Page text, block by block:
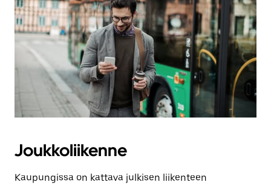
Joukkoliikenne
Kaupungissa on kattava julkisen liikenteen